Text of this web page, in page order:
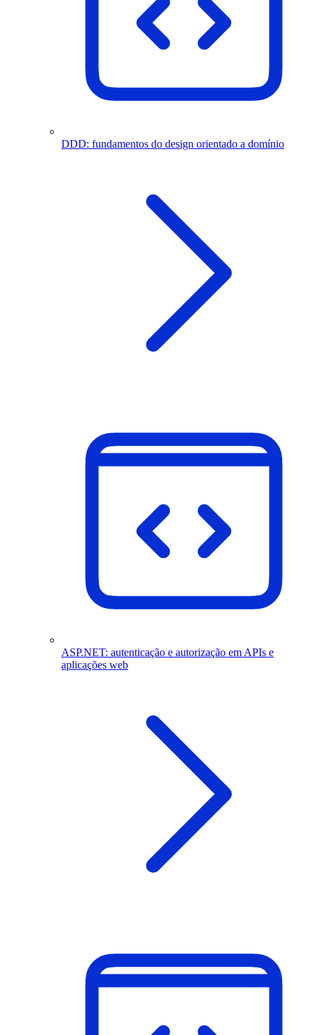
DDD: fundamentos do design orientado a domínio
ASP.NET: autenticação e autorização em APIs e
aplicações web